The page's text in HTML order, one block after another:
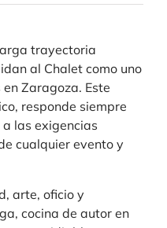
trayectoria
al Chalet como uno
Zaragoza. Este
responde siempre
las exigencias
cualquier evento y
arte, oficio y
cocina de autor en